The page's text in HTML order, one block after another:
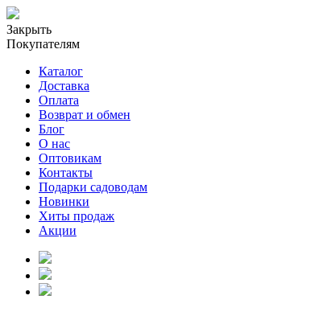
Закрыть
Покупателям
Каталог
Доставка
Оплата
Возврат и обмен
Блог
О нас
Оптовикам
Контакты
Подарки садоводам
Новинки
Хиты продаж
Акции